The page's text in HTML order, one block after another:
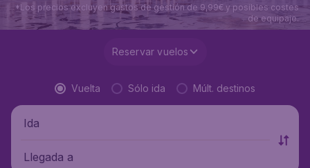
*Los precios excluyen gastos de gestión de 9,99€ y posibles costes
de equipaje.
Reservar vuelos
Vuelta Sólo ida Múlt. destinos
Ida
Llegada a